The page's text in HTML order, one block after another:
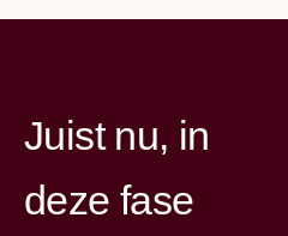
Juist nu, in
deze fase